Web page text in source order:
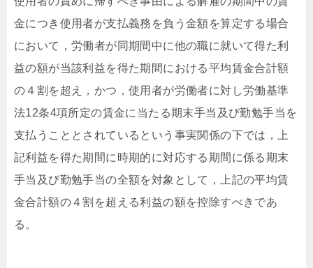
金につき使用者が支払義務を負う金額を算定する場合
において，労働者が同期間中に他の職に就いて得た利
益の額が当該利益を得た期間における平均賃金合計額
の４割を超え，かつ，使用者が労働者に対し労働基準
法12条4項所定の賃金に当たる期末手当及び勤勉手当を
支払うこととされているという事実関係の下では，上
記利益を得た期間に時期的に対応する期間に係る期末
手当及び勤勉手当の全額を対象として，上記の平均賃
金合計額の４割を超える利益の額を控除すべきであ
る。